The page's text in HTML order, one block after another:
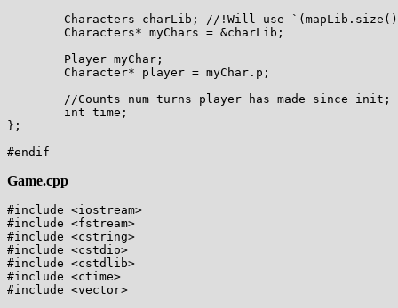
Characters charLib; //!Will use
        Characters* myChars = &charLib;
        Player myChar;
        Character* player = myChar.p;
//Counts num turns player has made since init;
        int time;
};
Game.cpp
#include <iostream>
#include <fstream>
#include <cstring>
#include <cstdio>
#include <cstdlib>
#include <ctime>
#include <vector>